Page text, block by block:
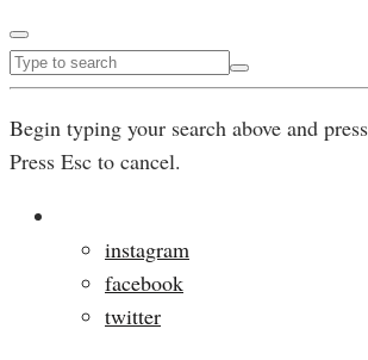
Begin typing your search above and
Press Esc to cancel.
instagram
facebook
twitter